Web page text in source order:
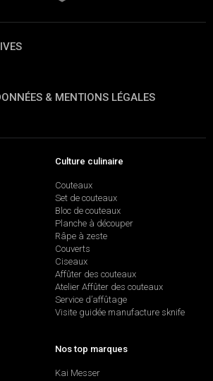
& MENTIONS LÉGALES
Culture culinaire
Couteaux
Set de couteaux
Bloc de couteaux
Planche à découper
Râpe à zeste
Couverts
Ciseaux
Affûter des couteaux
Atelier Affûter des couteaux
Service d’affûtage
Visite guidée manufacture sknife
Nos top marques
Kai Messer